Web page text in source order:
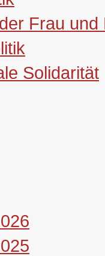
Frau und
Solidarität